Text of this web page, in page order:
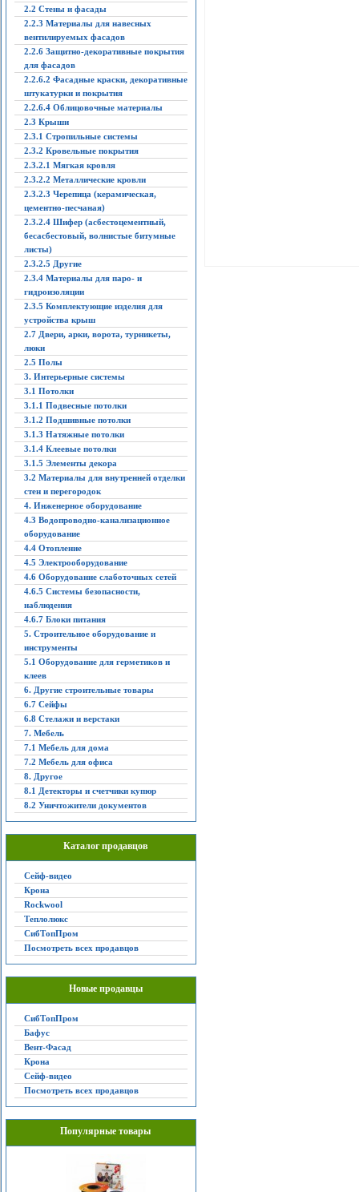
2.2 Стены и фасады
2.2.3 Материалы для навесных
вентилируемых фасадов
2.2.6 Защитно-декоративные покрытия
для фасадов
2.2.6.2 Фасадные краски, декоративные
штукатурки и покрытия
2.2.6.4 Облицовочные материалы
2.3 Крыши
2.3.1 Стропильные системы
2.3.2 Кровельные покрытия
2.3.2.1 Мягкая кровля
2.3.2.2 Металлические кровли
2.3.2.3 Черепица (керамическая,
цементно-песчаная)
2.3.2.4 Шифер (асбестоцементный,
бесасбестовый, волнистые битумные
листы)
2.3.2.5 Другие
2.3.4 Материалы для паро- и
гидроизоляции
2.3.5 Комплектующие изделия для
устройства крыш
2.7 Двери, арки, ворота, турникеты,
люки
2.5 Полы
3. Интерьерные системы
3.1 Потолки
3.1.1 Подвесные потолки
3.1.2 Подшивные потолки
3.1.3 Натяжные потолки
3.1.4 Клеевые потолки
3.1.5 Элементы декора
3.2 Материалы для внутренней отделки
стен и перегородок
4. Инженерное оборудование
4.3 Водопроводно-канализационное
оборудование
4.4 Отопление
4.5 Электрооборудование
4.6 Оборудование слаботочных сетей
4.6.5 Системы безопасности,
наблюдения
4.6.7 Блоки питания
5. Строительное оборудование и
инструменты
5.1 Оборудование для герметиков и
клеев
6. Другие строительные товары
6.7 Сейфы
6.8 Стелажи и верстаки
7. Мебель
7.1 Мебель для дома
7.2 Мебель для офиса
8. Другое
8.1 Детекторы и счетчики купюр
8.2 Уничтожители документов
Каталог продавцов
Сейф-видео
Крона
Rockwool
Теплолюкс
СибТопПром
Посмотреть всех продавцов
Новые продавцы
СибТопПром
Бафус
Вент-Фасад
Крона
Сейф-видео
Посмотреть всех продавцов
Популярные товары